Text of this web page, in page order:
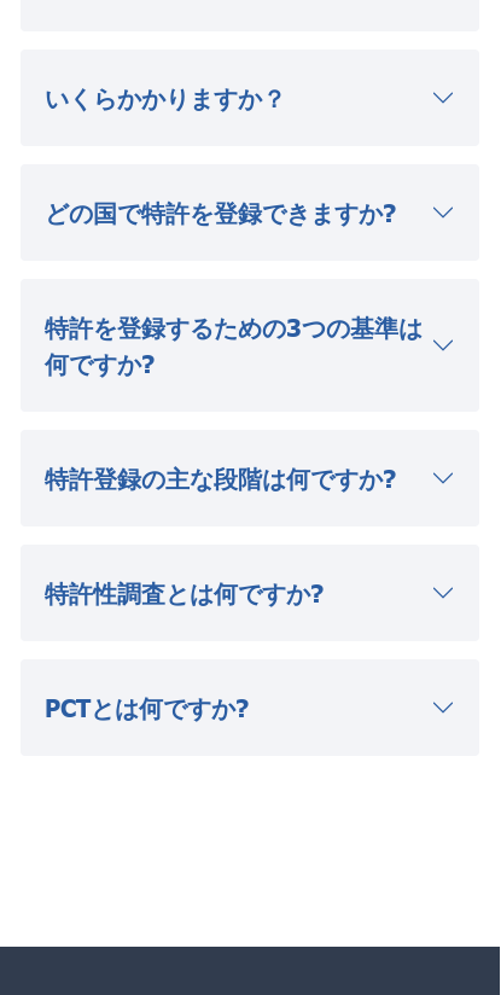
いくらかかりますか？
どの国で特許を登録できますか?
特許を登録するための3つの基準は
何ですか?
特許登録の主な段階は何ですか?
特許性調査とは何ですか?
PCTとは何ですか?